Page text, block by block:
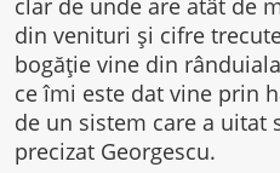
din venituri și cifre
bogăție vine din
ce îmi este dat vine prin
de un sistem care a uitat
precizat Georgescu.